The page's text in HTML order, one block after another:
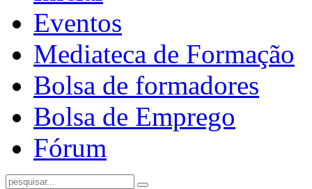
Eventos
Mediateca de Formação
Bolsa de formadores
Bolsa de Emprego
Fórum